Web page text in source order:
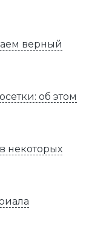
верный
об этом
некоторых